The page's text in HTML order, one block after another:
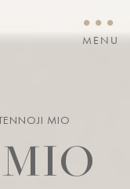
MIO
・・・
MENU